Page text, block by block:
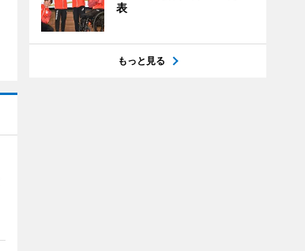
表
もっと見る